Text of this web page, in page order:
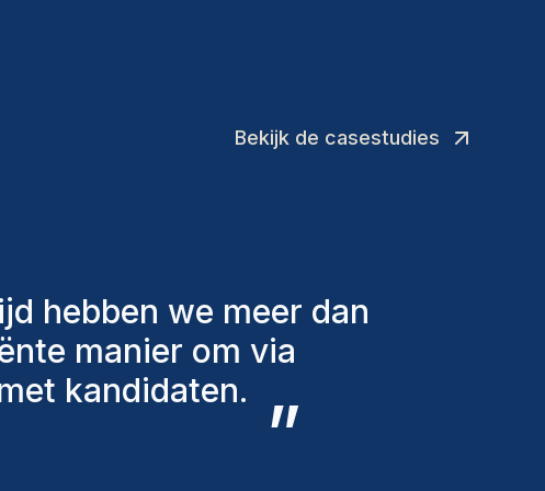
Bekijk de casestudies
factoren in
aan te bieden. De
steeds bij ons en
aan ons